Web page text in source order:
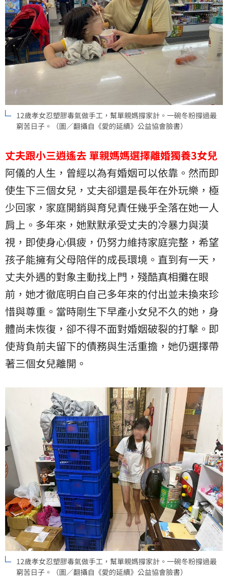
12歲孝女忍塑膠毒氣做手工，幫單親媽撐家計。一碗冬粉撐過最
窮苦日子。（圖／翻攝自《愛的延續》公益協會臉書）
丈夫跟小三逍遙去 單親媽媽選擇離婚獨養3女兒
阿儀的人生，曾經以為有婚姻可以依靠。然而即
使生下三個女兒，丈夫卻還是長年在外玩樂，極
少回家，家庭開銷與育兒責任幾乎全落在她一人
肩上。多年來，她默默承受丈夫的冷暴力與漠
視，即使身心俱疲，仍努力維持家庭完整，希望
孩子能擁有父母陪伴的成長環境。直到有一天，
丈夫外遇的對象主動找上門，殘酷真相攤在眼
前，她才徹底明白自己多年來的付出並未換來珍
惜與尊重。當時剛生下早產小女兒不久的她，身
體尚未恢復，卻不得不面對婚姻破裂的打擊。即
使背負前夫留下的債務與生活重擔，她仍選擇帶
著三個女兒離開。
12歲孝女忍塑膠毒氣做手工，幫單親媽撐家計。一碗冬粉撐過最
窮苦日子。（圖／翻攝自《愛的延續》公益協會臉書）